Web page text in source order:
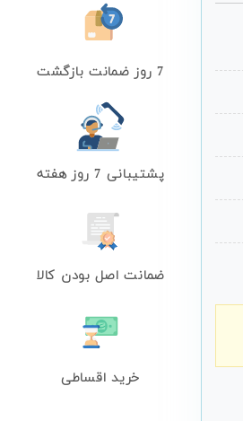
7 روز ضمانت بازگشت
پشتیبانی 7 روز هفته
ضمانت اصل بودن کالا
خرید اقساطی